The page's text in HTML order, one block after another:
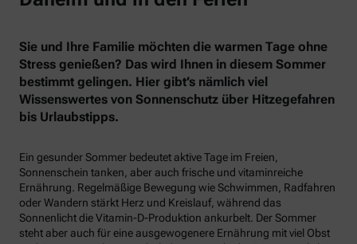
Sie und Ihre Familie möchten die warmen Tage ohne
Stress genießen? Das wird Ihnen in diesem Sommer
bestimmt gelingen. Hier gibt’s nämlich viel
Wissenswertes von Sonnenschutz über Hitzegefahren
bis Urlaubstipps.
Ein gesunder Sommer bedeutet aktive Tage im Freien,
Sonnenschein tanken, aber auch frische und vitaminreiche
Ernährung. Regelmäßige Bewegung wie Schwimmen, Radfahren
oder Wandern stärkt Herz und Kreislauf, während das
Sonnenlicht die Vitamin-D-Produktion ankurbelt. Der Sommer
steht aber auch für eine ausgewogenere Ernährung mit viel Obst